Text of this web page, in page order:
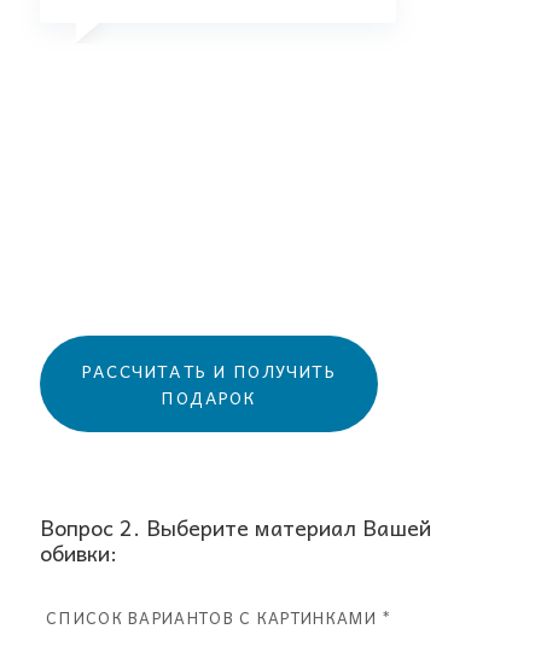
РАССЧИТАТЬ И ПОЛУЧИТЬ
ПОДАРОК
Вопрос 2. Выберите материал Вашей
обивки:
СПИСОК ВАРИАНТОВ С КАРТИНКАМИ *